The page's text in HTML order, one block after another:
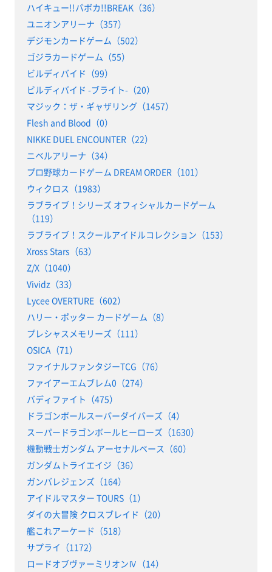
ハイキュー!!バボカ!!BREAK（36）
ユニオンアリーナ（357）
デジモンカードゲーム（502）
ゴジラカードゲーム（55）
ビルディバイド（99）
ビルディバイド -ブライト-（20）
マジック：ザ・ギャザリング（1457）
Flesh and Blood（0）
NIKKE DUEL ENCOUNTER（22）
ニベルアリーナ（34）
プロ野球カードゲーム DREAM ORDER（101）
ウィクロス（1983）
ラブライブ！シリーズ オフィシャルカードゲーム
（119）
ラブライブ！スクールアイドルコレクション（153）
Xross Stars（63）
Z/X（1040）
Vividz（33）
Lycee OVERTURE（602）
ハリー・ポッター カードゲーム（8）
プレシャスメモリーズ（111）
OSICA（71）
ファイナルファンタジーTCG（76）
ファイアーエムブレム0（274）
バディファイト（475）
ドラゴンボールスーパーダイバーズ（4）
スーパードラゴンボールヒーローズ（1630）
機動戦士ガンダム アーセナルベース（60）
ガンダムトライエイジ（36）
ガンバレジェンズ（164）
アイドルマスター TOURS（1）
ダイの大冒険 クロスブレイド（20）
艦これアーケード（518）
サプライ（1172）
ロードオブヴァーミリオンⅣ（14）